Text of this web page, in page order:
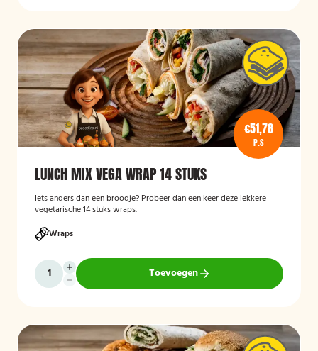
€51,78
P.S
LUNCH MIX VEGA WRAP 14 STUKS
Iets anders dan een broodje? Probeer dan een keer deze lekkere
vegetarische 14 stuks wraps.
Wraps
Toevoegen